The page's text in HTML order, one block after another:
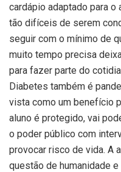
cardápio adaptado para
tão difíceis de serem
seguir com o mínimo de
muito tempo precisa
para fazer parte do
Diabetes também é
vista como um benefício
aluno é protegido, vai
o poder público com
provocar risco de vida. A
questão de humanidade e